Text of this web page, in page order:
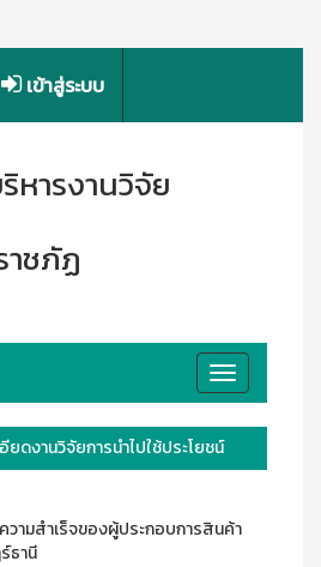
เข้าสู่ระบบ
หารงานวิจัย
าชภัฏ
Toggle
navigation
ยดงานวิจัยการนำไปใช้ประโยชน์
ามสำเร็จของผู้ประกอบการสินค้า
ธานี